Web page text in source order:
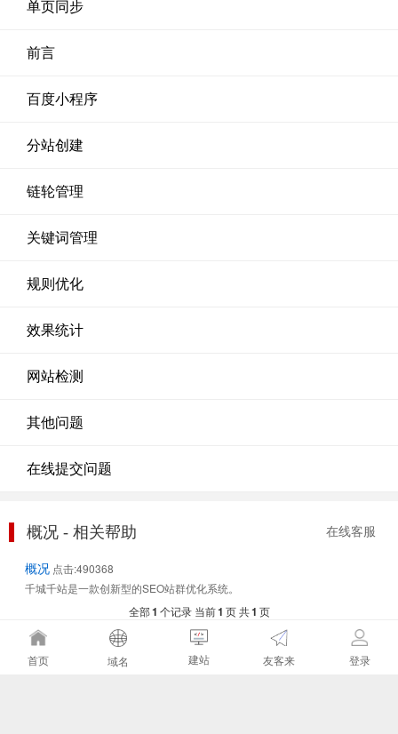
单页同步
前言
百度小程序
分站创建
链轮管理
关键词管理
规则优化
效果统计
网站检测
其他问题
在线提交问题
概况 - 相关帮助 在线客服
概况 点击:490368
千城千站是一款创新型的SEO站群优化系统。
全部1 个记录 当前1 页 共1 页
首页 域名 建站 友客来 登录